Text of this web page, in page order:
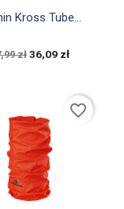
podgląd
Kross Tube...
zł 36,09 zł
favorite_border